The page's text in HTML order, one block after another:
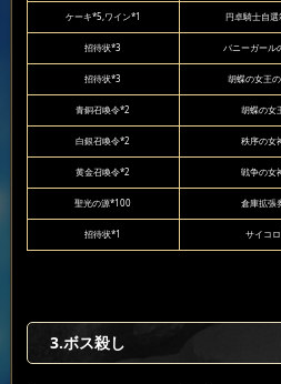
ケーキ*5,ワイン*1 円卓騎士自選
招待状*3 バニーガール
招待状*3 胡蝶の女王
青銅召喚令*2 胡蝶の女
白銀召喚令*2 秩序の女
黄金召喚令*2 戦争の女
聖光の源*100 倉庫拡張
招待状*1 サイコ
3.ボス殺し